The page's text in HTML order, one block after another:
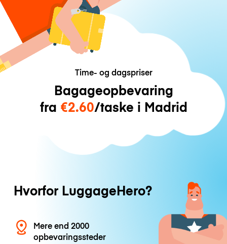
Time- og dagspriser
Bagageopbevaring
fra €2.60/taske i Madrid
Hvorfor LuggageHero?
Mere end 2000
opbevaringssteder